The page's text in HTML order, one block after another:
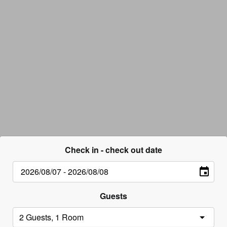
Check in - check out date
Guests